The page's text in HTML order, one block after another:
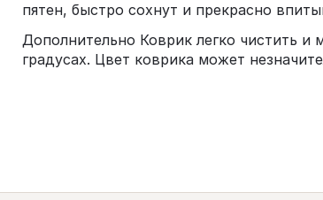
пятен, быстро сохнут и прекрасно
Дополнительно Коврик легко чистить
градусах. Цвет коврика может